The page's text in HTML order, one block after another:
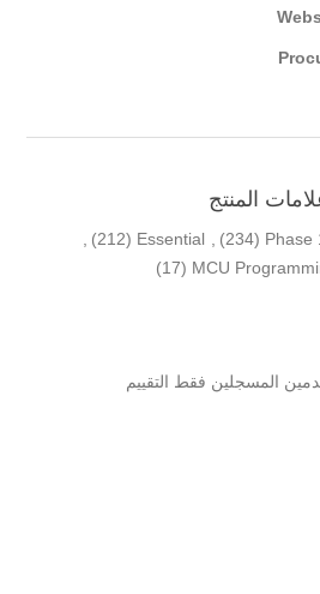
المنتج
Phase
(234)
Essential
(212)
MCU
(17)
المسجلين فقط التقييم